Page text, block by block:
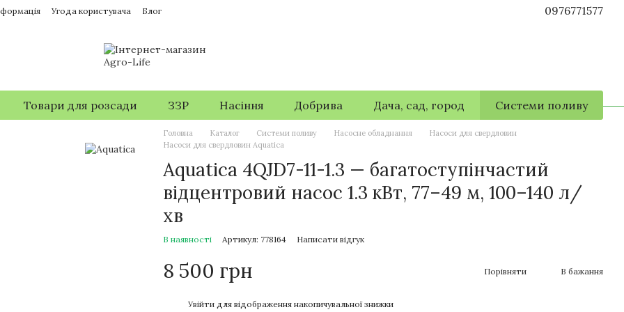
Угода користувача Блог 0976771577
Товари для розсади ЗЗР Насіння Добрива Дача, сад, город Системи поливу
Головна Каталог Системи поливу Насосне обладнання
Насоси для свердловин
Насоси для свердловин Aquatica
Aquatica 4QJD7-11-1.3 — багатоступінчастий
відцентровий насос 1.3 кВт, 77–49 м, 100–140 л/
хв
В наявності Артикул: 778164 Написати відгук
8 500 грн Порівняти В бажання
Увійти для відображення накопичувальної знижки